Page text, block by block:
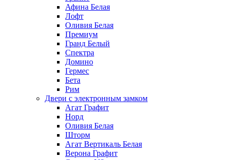
Афина Белая
Лофт
Оливия Белая
Премиум
Гранд Белый
Спектра
Домино
Гермес
Бета
Рим
Двери с электронным замком
Агат Графит
Норд
Оливия Белая
Шторм
Агат Вертикаль Белая
Верона Графит